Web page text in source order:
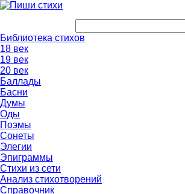
Библиотека стихов
18 век
19 век
20 век
Баллады
Басни
Думы
Оды
Поэмы
Сонеты
Элегии
Эпиграммы
Стихи из сети
Анализ стихотворений
Справочник